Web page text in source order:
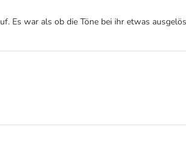
Es war als ob die Töne bei ihr etwas